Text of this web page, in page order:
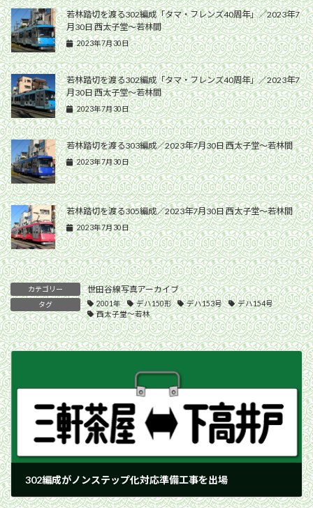
若林踏切を渡る302編成「タマ・フレンズ40周年」／2023年7
月30日 西太子堂〜若林間
2023年7月30日
若林踏切を渡る302編成「タマ・フレンズ40周年」／2023年7
月30日 西太子堂〜若林間
2023年7月30日
若林踏切を渡る303編成／2023年7月30日 西太子堂〜若林間
2023年7月30日
若林踏切を渡る305編成／2023年7月30日 西太子堂〜若林間
2023年7月30日
カテゴリー 世田谷線写真アーカイブ
タグ 2001年 デハ150形 デハ153号
デハ154号
西太子堂〜若林
302編成がノンステップ化対応準備工事を出場
2001年1月4日